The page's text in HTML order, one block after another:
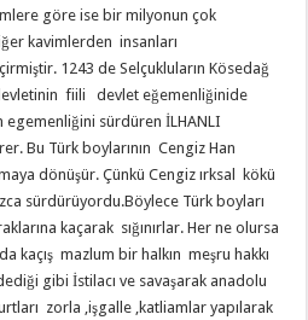
göre ise bir milyonun çok
kavimlerden insanları
1243 de Selçukluların Kösedağ
devletinin fiili devlet eğemenliğinide
egemenliğini sürdüren İLHANLI
Bu Türk boylarının Cengiz Han
dönüşür. Çünkü Cengiz ırksal kökü
sürdürüyordu.Böylece Türk boyları
kaçarak sığınırlar. Her ne olursa
kaçış mazlum bir halkın meşru hakkı
gibi İstilacı ve savaşarak anadolu
zorla ,işgalle ,katliamlar yapılarak